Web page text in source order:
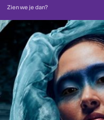
Zien we je dan?